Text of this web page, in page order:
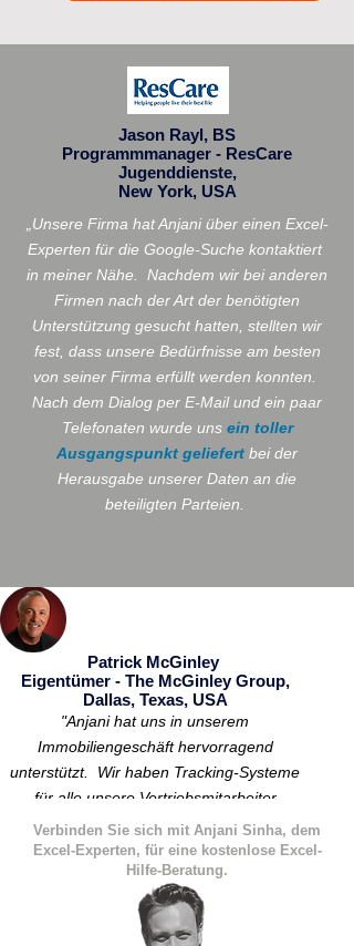
Jason Rayl, BS
Programmmanager - ResCare
Jugenddienste,
New York, USA
„Unsere Firma hat Anjani über einen Excel-
Experten für die Google-Suche kontaktiert
in meiner Nähe.
Nachdem wir bei anderen
Firmen nach der Art der benötigten
Unterstützung gesucht hatten, stellten wir
fest, dass unsere Bedürfnisse am besten
von seiner Firma erfüllt werden konnten.
Nach dem Dialog per E-Mail und ein paar
Telefonaten wurde uns ein toller
Ausgangspunkt geliefert bei der
Herausgabe unserer Daten an die
beteiligten Parteien.
Patrick McGinley
Eigentümer - The McGinley Group,
Dallas, Texas, USA
"Anjani hat uns in unserem
Immobiliengeschäft hervorragend
unterstützt.
Wir haben Tracking-Systeme
für alle unsere Vertriebsmitarbeiter
eingerichtet, um eine Verantwortlichkeit zu
etablieren, die sich im Wesentlichen selbst
Ich gebe dem exchelp.org-
Excel-Experten eine 5-STERNE-
BEWERTUNG!!"
Verbinden Sie sich mit Anjani Sinha, dem
Excel-Experten, für eine kostenlose Excel-
Hilfe-Beratung.